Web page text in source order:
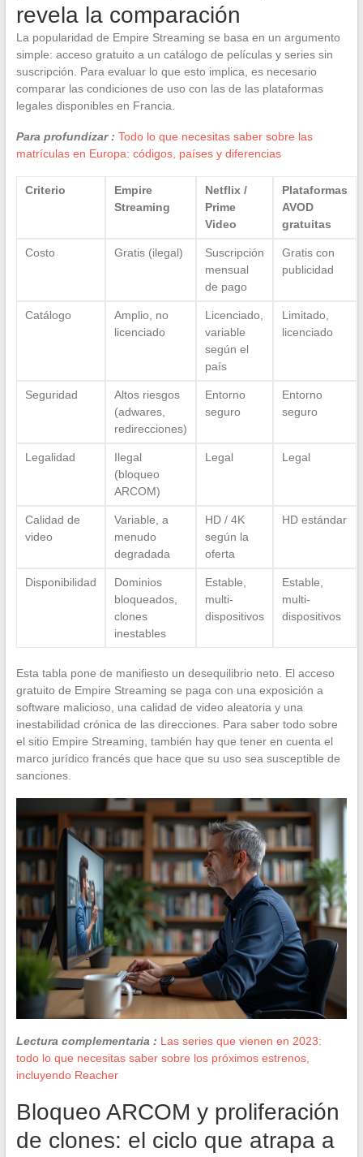
revela la comparación
La popularidad de Empire Streaming se basa en un argumento
simple: acceso gratuito a un catálogo de películas y series sin
suscripción. Para evaluar lo que esto implica, es necesario
comparar las condiciones de uso con las de las plataformas
legales disponibles en Francia.
Para profundizar : Todo lo que necesitas saber sobre las
matrículas en Europa: códigos, países y diferencias
Criterio
Empire
Streaming
Netflix /
Prime
Video
Plataformas
AVOD
gratuitas
Costo Gratis (ilegal)
Suscripción
mensual
de pago
Gratis con
publicidad
Catálogo
Amplio, no
licenciado
Licenciado,
variable
según el
país
Limitado,
licenciado
Seguridad
Altos riesgos
(adwares,
redirecciones)
Entorno
seguro
Entorno
seguro
Legalidad
Ilegal
(bloqueo
ARCOM)
Legal Legal
Calidad de
video
Variable, a
menudo
degradada
HD / 4K
según la
oferta
HD estándar
Disponibilidad
Dominios
bloqueados,
clones
inestables
Estable,
multi-
dispositivos
Estable,
multi-
dispositivos
Esta tabla pone de manifiesto un desequilibrio neto. El acceso
gratuito de Empire Streaming se paga con una exposición a
software malicioso, una calidad de video aleatoria y una
inestabilidad crónica de las direcciones. Para saber todo sobre
el sitio Empire Streaming, también hay que tener en cuenta el
marco jurídico francés que hace que su uso sea susceptible de
sanciones.
Lectura complementaria : Las series que vienen en 2023:
todo lo que necesitas saber sobre los próximos estrenos,
incluyendo Reacher
Bloqueo ARCOM y proliferación
de clones: el ciclo que atrapa a